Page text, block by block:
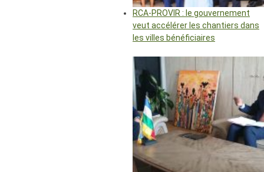
RCA-PROVIR : le gouvernement
veut accélérer les chantiers dans
les villes bénéficiaires